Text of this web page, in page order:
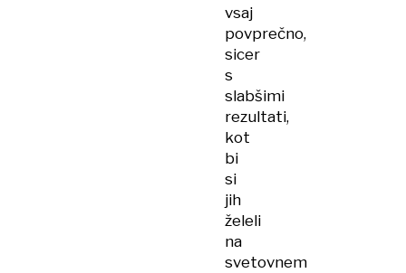
vsaj
povprečno,
sicer
s
slabšimi
rezultati,
kot
bi
si
jih
želeli
na
svetovnem